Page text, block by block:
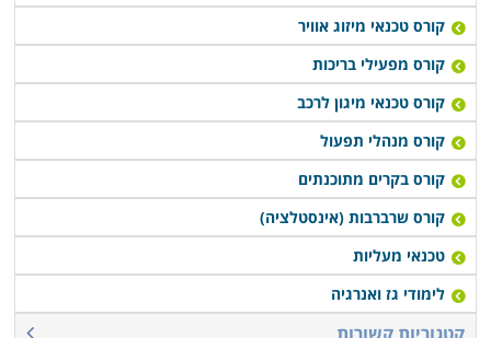
קורס טכנאי מיזוג אוויר
קורס מפעילי בריכות
קורס טכנאי מיגון לרכב
קורס מנהלי תפעול
קורס בקרים מתוכנתים
קורס שרברבות (אינסטלציה)
טכנאי מעליות
לימודי גז ואנרגיה